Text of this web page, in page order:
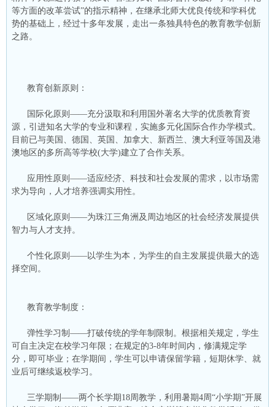
等方面的改革尝试”的指示精神，在继承北师大优良传统和学科优
势的基础上，经过十多年发展，走出一条独具特色的教育教学创新
之路。
教育创新原则：
国际化原则——充分汲取和利用国外著名大学的优质教育资
源，引进知名大学的专业和课程，实施多元化国际合作办学模式。
目前已与美国、德国、英国、加拿大、新西兰、澳大利亚等国及港
澳地区的多所高等学校(大学)建立了合作关系。
应用性原则——适应经济、科技和社会发展的需求，以市场需
求为导向，人才培养强调实用性。
区域化原则——为珠江三角洲及周边地区的社会经济发展提供
智力与人才支持。
个性化原则——以学生为本，为学生的自主发展提供最大的选
择空间。
教育教学制度：
弹性学习制——打破传统的学年制限制。根据相关规定，学生
可自主决定在校学习年限；在规定的3-8年时间内，修满规定学
分，即可毕业；在学期间，学生可以申请保留学籍，短期休学、就
业后可继续返校学习。
三学期制——两个长学期18周教学，利用暑期4周“小学期”开展